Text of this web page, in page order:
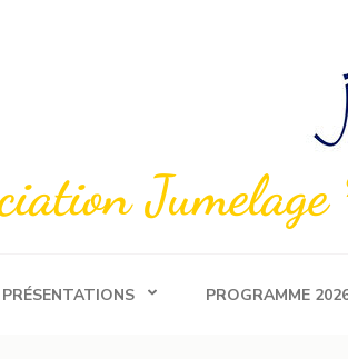
PRÉSENTATIONS PROGRAMME